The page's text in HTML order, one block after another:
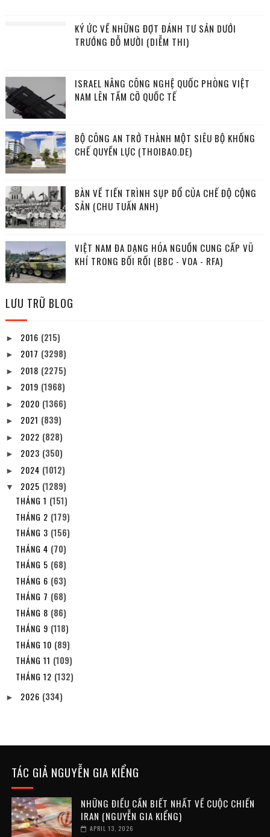
KÝ ỨC VỀ NHỮNG ĐỢT ĐÁNH TƯ SẢN DƯỚI
TRƯỚNG ĐỖ MƯỜI (DIỄM THI)
ISRAEL NÂNG CÔNG NGHỆ QUỐC PHÒNG VIỆT
NAM LÊN TẦM CỠ QUỐC TẾ
BỘ CÔNG AN TRỞ THÀNH MỘT SIÊU BỘ KHỐNG
CHẾ QUYỀN LỰC (THOIBAO.DE)
BÀN VỀ TIẾN TRÌNH SỤP ĐỔ CỦA CHẾ ĐỘ CỘNG
SẢN (CHU TUẤN ANH)
VIỆT NAM ĐA DẠNG HÓA NGUỒN CUNG CẤP VŨ
KHÍ TRONG BỐI RỐI (BBC - VOA - RFA)
LƯU TRỮ BLOG
► 2016 (215)
► 2017 (3298)
► 2018 (2275)
► 2019 (1968)
► 2020 (1366)
► 2021 (839)
► 2022 (828)
► 2023 (350)
► 2024 (1012)
▼ 2025 (1289)
THÁNG 1 (151)
THÁNG 2 (179)
THÁNG 3 (156)
THÁNG 4 (70)
THÁNG 5 (68)
THÁNG 6 (63)
THÁNG 7 (68)
THÁNG 8 (86)
THÁNG 9 (118)
THÁNG 10 (89)
THÁNG 11 (109)
THÁNG 12 (132)
► 2026 (334)
TÁC GIẢ NGUYỄN GIA KIỂNG
NHỮNG ĐIỀU CẦN BIẾT NHẤT VỀ CUỘC CHIẾN
IRAN (NGUYỄN GIA KIỂNG)
APRIL 13, 2026